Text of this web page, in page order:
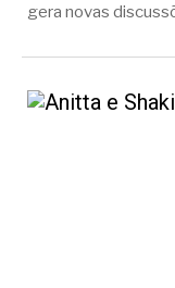
gera novas